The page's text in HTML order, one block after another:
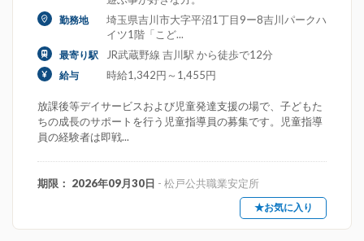
勤務地
埼玉県吉川市大字平沼1丁目9ー8吉川パークハ
イツ1階「こど...
最寄り駅 JR武蔵野線 吉川駅 から徒歩で12分
給与 時給1,342円～1,455円
放課後等デイサービスおよび児童発達支援の場で、子どもた
ちの成長のサポートを行う児童指導員の募集です。児童指導
員の経験者は即戦...
期限： 2026年09月30日 - 松戸公共職業安定所
★お気に入り